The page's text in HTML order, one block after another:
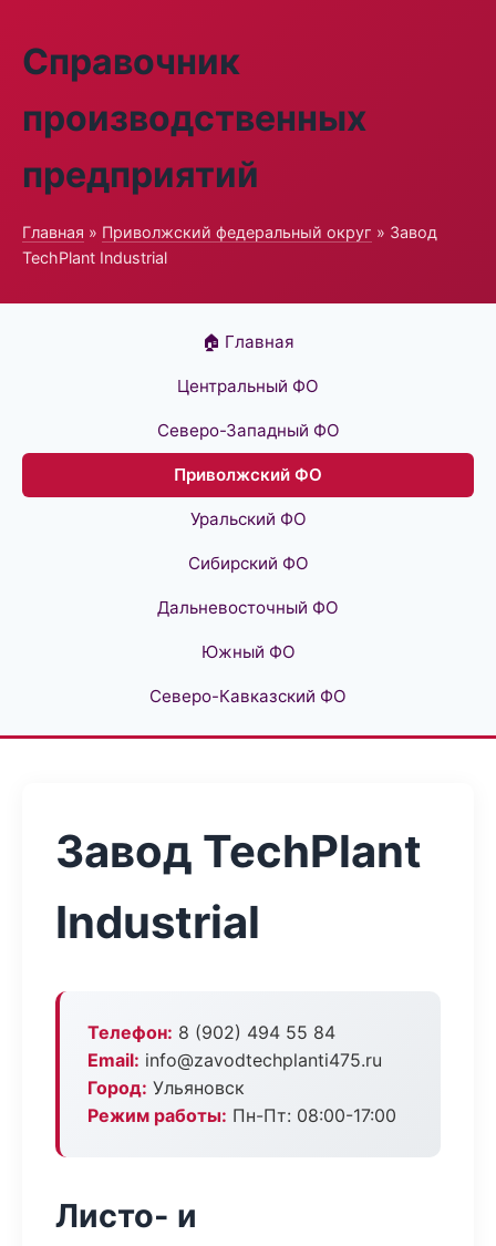
Справочник
производственных
предприятий
Главная » Приволжский федеральный округ » Завод
TechPlant Industrial
🏠 Главная
Центральный ФО
Северо-Западный ФО
Приволжский ФО
Уральский ФО
Сибирский ФО
Дальневосточный ФО
Южный ФО
Северо-Кавказский ФО
Завод TechPlant
Industrial
Телефон: 8 (902) 494 55 84
Email: info@zavodtechplanti475.ru
Город: Ульяновск
Режим работы: Пн-Пт: 08:00-17:00
Листо- и